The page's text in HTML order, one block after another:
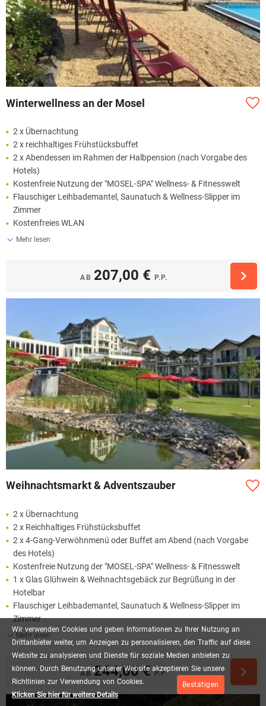
Wir verwenden Cookies und geben Informationen zu Ihrer Nutzung an
Drittanbieter weiter, um Anzeigen zu personalisieren, den Traffic auf diese
Website zu analysieren und Dienste für soziale Medien anbieten zu
können. Durch Benutzung unserer Website akzeptieren Sie unsere
Richtlinien zur Verwendung von Cookies.
Klicken Sie hier für weitere Details
Bestätigen
Winterwellness an der Mosel
2 x Übernachtung
2 x reichhaltiges Frühstücksbuffet
2 x Abendessen im Rahmen der Halbpension (nach Vorgabe des
Hotels)
Kostenfreie Nutzung der "MOSEL-SPA" Wellness- & Fitnesswelt
Flauschiger Leihbademantel, Saunatuch & Wellness-Slipper im
Zimmer
Kostenfreies WLAN
Mehr lesen
AB 207,00 € P.P.
Weihnachtsmarkt & Adventszauber
2 x Übernachtung
2 x Reichhaltiges Frühstücksbuffet
2 x 4-Gang-Verwöhnmenü oder Buffet am Abend (nach Vorgabe
des Hotels)
Kostenfreie Nutzung der "MOSEL-SPA" Wellness- & Fitnesswelt
1 x Glas Glühwein & Weihnachtsgebäck zur Begrüßung in der
Hotelbar
Flauschiger Leihbademantel, Saunatuch & Wellness-Slipper im
Zimmer
Mehr lesen
AB 244,00 €P.P.